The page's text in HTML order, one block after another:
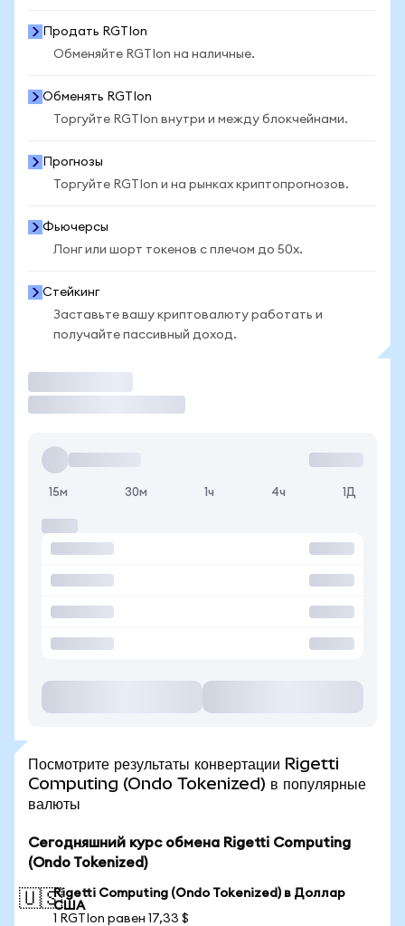
Продать RGTIon
Обменяйте RGTIon на наличные.
Обменять RGTIon
Торгуйте RGTIon внутри и между блокчейнами.
Прогнозы
Торгуйте RGTIon и на рынках криптопрогнозов.
Фьючерсы
Лонг или шорт токенов с плечом до 50x.
Стейкинг
Заставьте вашу криптовалюту работать и
получайте пассивный доход.
15м 30м 1ч 4ч 1Д
Посмотрите результаты конвертации Rigetti
Computing (Ondo Tokenized) в популярные
валюты
Сегодняшний курс обмена Rigetti Computing
(Ondo Tokenized)
🇺🇸Rigetti Computing (Ondo Tokenized) в Доллар
США
1 RGTIon равен 17,33 $